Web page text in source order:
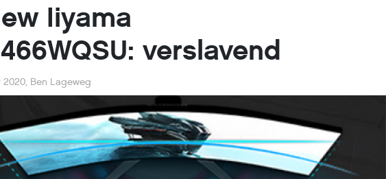
Iiyama
verslavend
2020, Ben Lageweg